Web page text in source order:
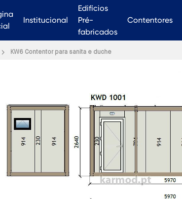
Institucional
Edifícios
Pré-
fabricados
Contentores
KW6 Contentor para sanita e duche